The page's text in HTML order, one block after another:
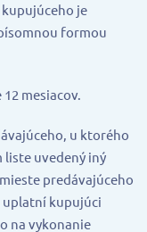
je
formou
mesiacov.
u ktorého
liste uvedený iný
predávajúceho
uplatní kupujúci
na vykonanie